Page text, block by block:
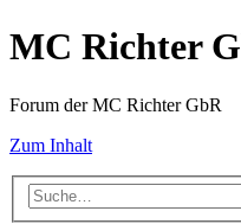
MC Richter
Forum der MC Richter GbR
Zum Inhalt